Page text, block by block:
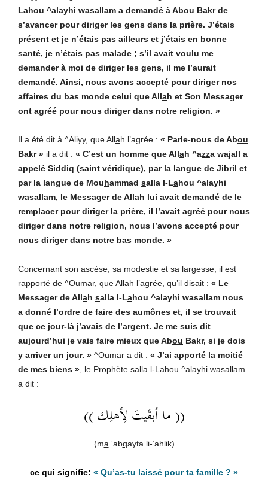
Lahou ^alayhi wasallam a demandé à Abou Bakr de
s’avancer pour diriger les gens dans la prière. J’étais
présent et je n’étais pas ailleurs et j’étais en bonne
santé, je n’étais pas malade ; s’il avait voulu me
demander à moi de diriger les gens, il me l’aurait
demandé. Ainsi, nous avons accepté pour diriger nos
affaires du bas monde celui que Allah et Son Messager
ont agréé pour nous diriger dans notre religion. »
Il a été dit à ^Aliyy, que Allah l’agrée : « Parle-nous de Abou
Bakr » il a dit : « C’est un homme que Allah ^azza wajall a
appelé Siddiq (saint véridique), par la langue de Jibril et
par la langue de Mouhammad salla l-Lahou ^alayhi
wasallam, le Messager de Allah lui avait demandé de le
remplacer pour diriger la prière, il l’avait agréé pour nous
diriger dans notre religion, nous l’avons accepté pour
nous diriger dans notre bas monde. »
Concernant son ascèse, sa modestie et sa largesse, il est
rapporté de ^Oumar, que Allah l’agrée, qu’il disait : « Le
Messager de Allah salla l-Lahou ^alayhi wasallam nous
a donné l’ordre de faire des aumônes et, il se trouvait
que ce jour-là j’avais de l’argent. Je me suis dit
aujourd’hui je vais faire mieux que Abou Bakr, si je dois
y arriver un jour. » ^Oumar a dit : « J’ai apporté la moitié
de mes biens » , le Prophète salla l-L ahou ^alayhi wasallam
a dit :
(( ما أبقَيتَ لِأهلِك ))
(ma ‘abqayta li-’ahlik)
« Qu’as-tu laissé pour ta famille ? »